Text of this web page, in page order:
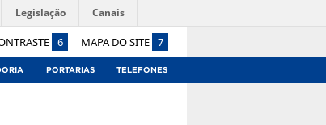
6 MAPA DO SITE 7
Legislação Canais
PORTARIAS TELEFONES